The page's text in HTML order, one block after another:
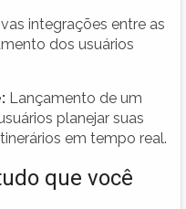
integrações entre as
dos usuários
Lançamento de um
planejar suas
em tempo real.
que você